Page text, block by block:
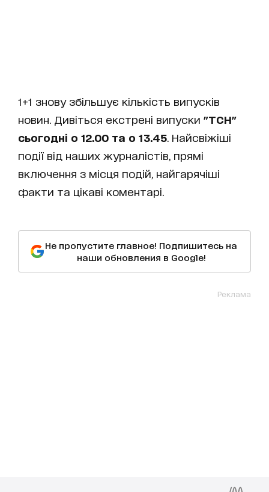
1+1 знову збільшує кількість випусків
новин. Дивіться екстрені випуски "ТСН"
сьогодні о 12.00 та о 13.45 . Найсвіжіші
події від наших журналістів, прямі
включення з місця подій, найгарячіші
факти та цікаві коментарі.
Не пропустите главное! Подпишитесь на
наши обновления в Google!
Реклама